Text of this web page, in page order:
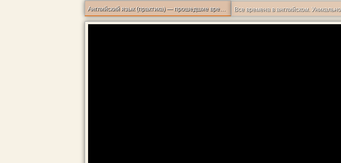
Английский язык (практика) — прошедшие времена — Past & Past Perfect.